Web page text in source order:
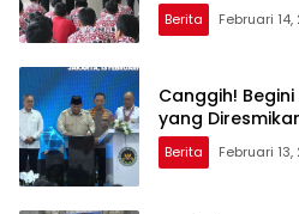
Berita Februari
Canggih!
yang
Berita Februari